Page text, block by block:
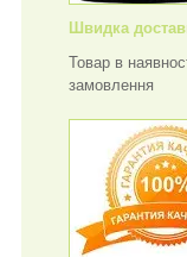
Швидка
Товар в
замовлення